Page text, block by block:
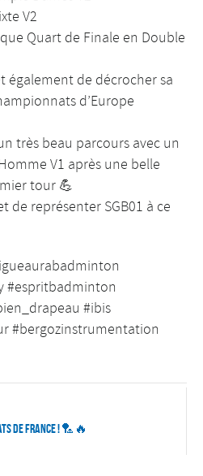
V2
Quart de Finale en Double
également de décrocher sa
d’Europe
très beau parcours avec un
V1 après une belle
tour 💪
de représenter SGB01 à ce
#espritbadminton
#ibis
#bergozinstrumentation
de France ! 🏸🔥